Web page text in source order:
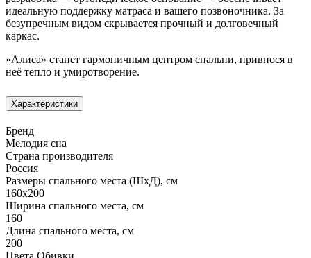
идеальную поддержку матраса и вашего позвоночника. За
безупречным видом скрывается прочный и долговечный
каркас.
«Алиса» станет гармоничным центром спальни, привнося в
неё тепло и умиротворение.
Характеристики
Бренд
Мелодия сна
Страна производителя
Россия
Размеры спального места (ШхД), см
160х200
Ширина спального места, см
160
Длина спального места, см
200
Цвета Обивки